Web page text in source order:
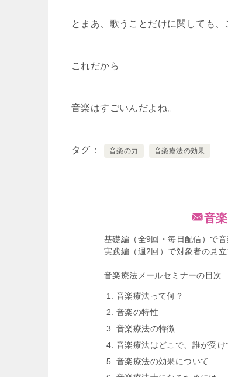
とまあ、歌うことだけに関しても、
これだから
音楽はすごいんだよね。
タグ 音楽の力 音楽療法の効果
音
基礎編（全9回・毎日配信）で音
実践編（週2回）で対象者の見
音楽療法メールセミナーの目次
音楽療法って何？
音楽の特性
音楽療法の特徴
音楽療法はどこで、誰が受け
音楽療法の効果について